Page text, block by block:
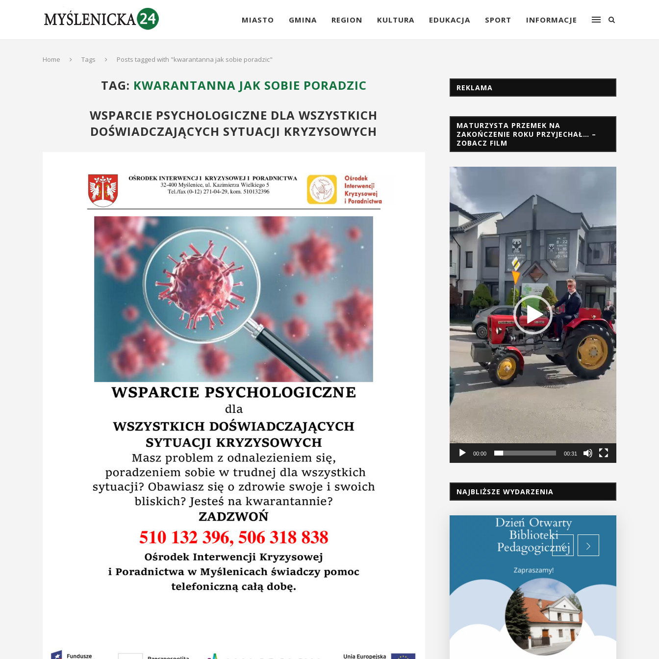
MIASTO GMINA REGION KULTURA EDUKACJA SPORT INFORMACJE
Home Tags Posts tagged with "kwarantanna jak sobie poradzic"
TAG: KWARANTANNA JAK SOBIE PORADZIC
WSPARCIE PSYCHOLOGICZNE DLA WSZYSTKICH
DOŚWIADCZAJĄCYCH SYTUACJI KRYZYSOWYCH
REKLAMA
MATURZYSTA PRZEMEK NA
ZAKOŃCZENIE ROKU PRZYJECHAŁ… –
ZOBACZ FILM
Odtwarzacz
video
00:00 00:31
NAJBLIŻSZE WYDARZENIA